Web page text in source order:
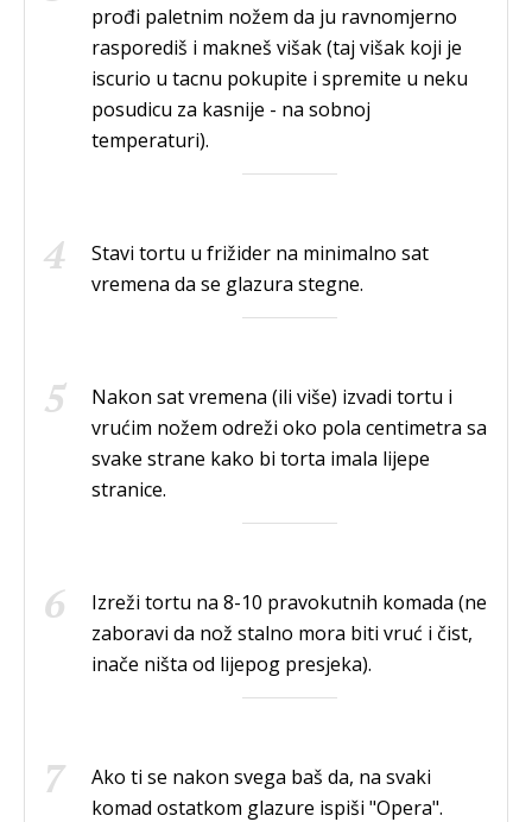
prođi paletnim nožem da ju ravnomjerno
rasporediš i makneš višak (taj višak koji je
iscurio u tacnu pokupite i spremite u neku
posudicu za kasnije - na sobnoj
temperaturi).
Stavi tortu u frižider na minimalno sat
vremena da se glazura stegne.
Nakon sat vremena (ili više) izvadi tortu i
vrućim nožem odreži oko pola centimetra sa
svake strane kako bi torta imala lijepe
stranice.
Izreži tortu na 8-10 pravokutnih komada (ne
zaboravi da nož stalno mora biti vruć i čist,
inače ništa od lijepog presjeka).
Ako ti se nakon svega baš da, na svaki
komad ostatkom glazure ispiši "Opera".